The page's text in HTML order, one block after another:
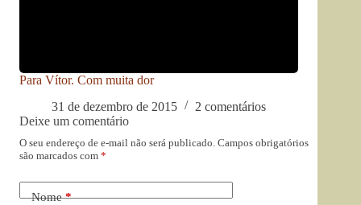
Para Vítor. Com muita dor
31 de dezembro de 2015
2 comentários
Deixe um comentário
O seu endereço de e-mail não será publicado. Campos obrigatórios
são marcados com *
Nome*